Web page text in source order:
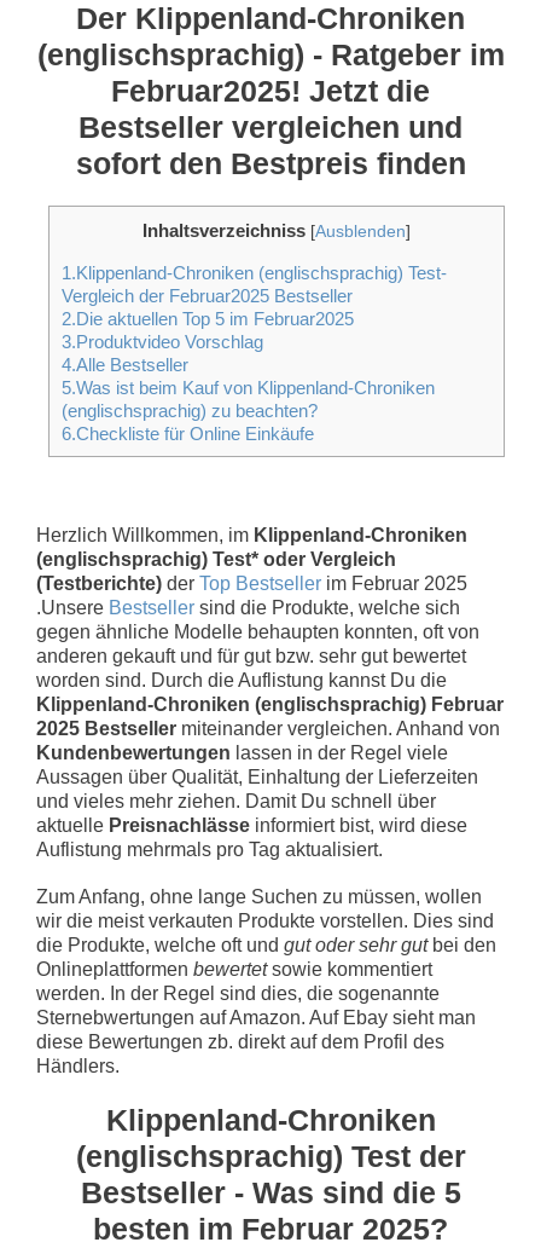
Der Klippenland-Chroniken
(englischsprachig) - Ratgeber im
Februar2025! Jetzt die
Bestseller vergleichen und
sofort den Bestpreis finden
Inhaltsverzeichniss [Ausblenden]
1.Klippenland-Chroniken (englischsprachig) Test-
Vergleich der Februar2025 Bestseller
2.Die aktuellen Top 5 im Februar2025
3.Produktvideo Vorschlag
4.Alle Bestseller
5.Was ist beim Kauf von Klippenland-Chroniken
(englischsprachig) zu beachten?
6.Checkliste für Online Einkäufe
Herzlich Willkommen, im Klippenland-Chroniken
(englischsprachig) Test* oder Vergleich
(Testberichte) der Top Bestseller im Februar 2025
.Unsere Bestseller sind die Produkte, welche sich
gegen ähnliche Modelle behaupten konnten, oft von
anderen gekauft und für gut bzw. sehr gut bewertet
worden sind. Durch die Auflistung kannst Du die
Klippenland-Chroniken (englischsprachig) Februar
2025 Bestseller miteinander vergleichen. Anhand von
Kundenbewertungen lassen in der Regel viele
Aussagen über Qualität, Einhaltung der Lieferzeiten
und vieles mehr ziehen. Damit Du schnell über
aktuelle Preisnachlässe informiert bist, wird diese
Auflistung mehrmals pro Tag aktualisiert.
Zum Anfang, ohne lange Suchen zu müssen, wollen
wir die meist verkauten Produkte vorstellen. Dies sind
die Produkte, welche oft und gut oder sehr gutbei den
Onlineplattformen bewertetsowie kommentiert
werden. In der Regel sind dies, die sogenannte
Sternebwertungen auf Amazon. Auf Ebay sieht man
diese Bewertungen zb. direkt auf dem Profil des
Händlers.
Klippenland-Chroniken
(englischsprachig) Test der
Bestseller - Was sind die 5
besten im Februar 2025?